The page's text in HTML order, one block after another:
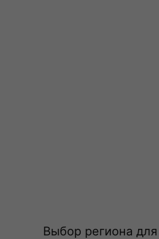
Выбор региона